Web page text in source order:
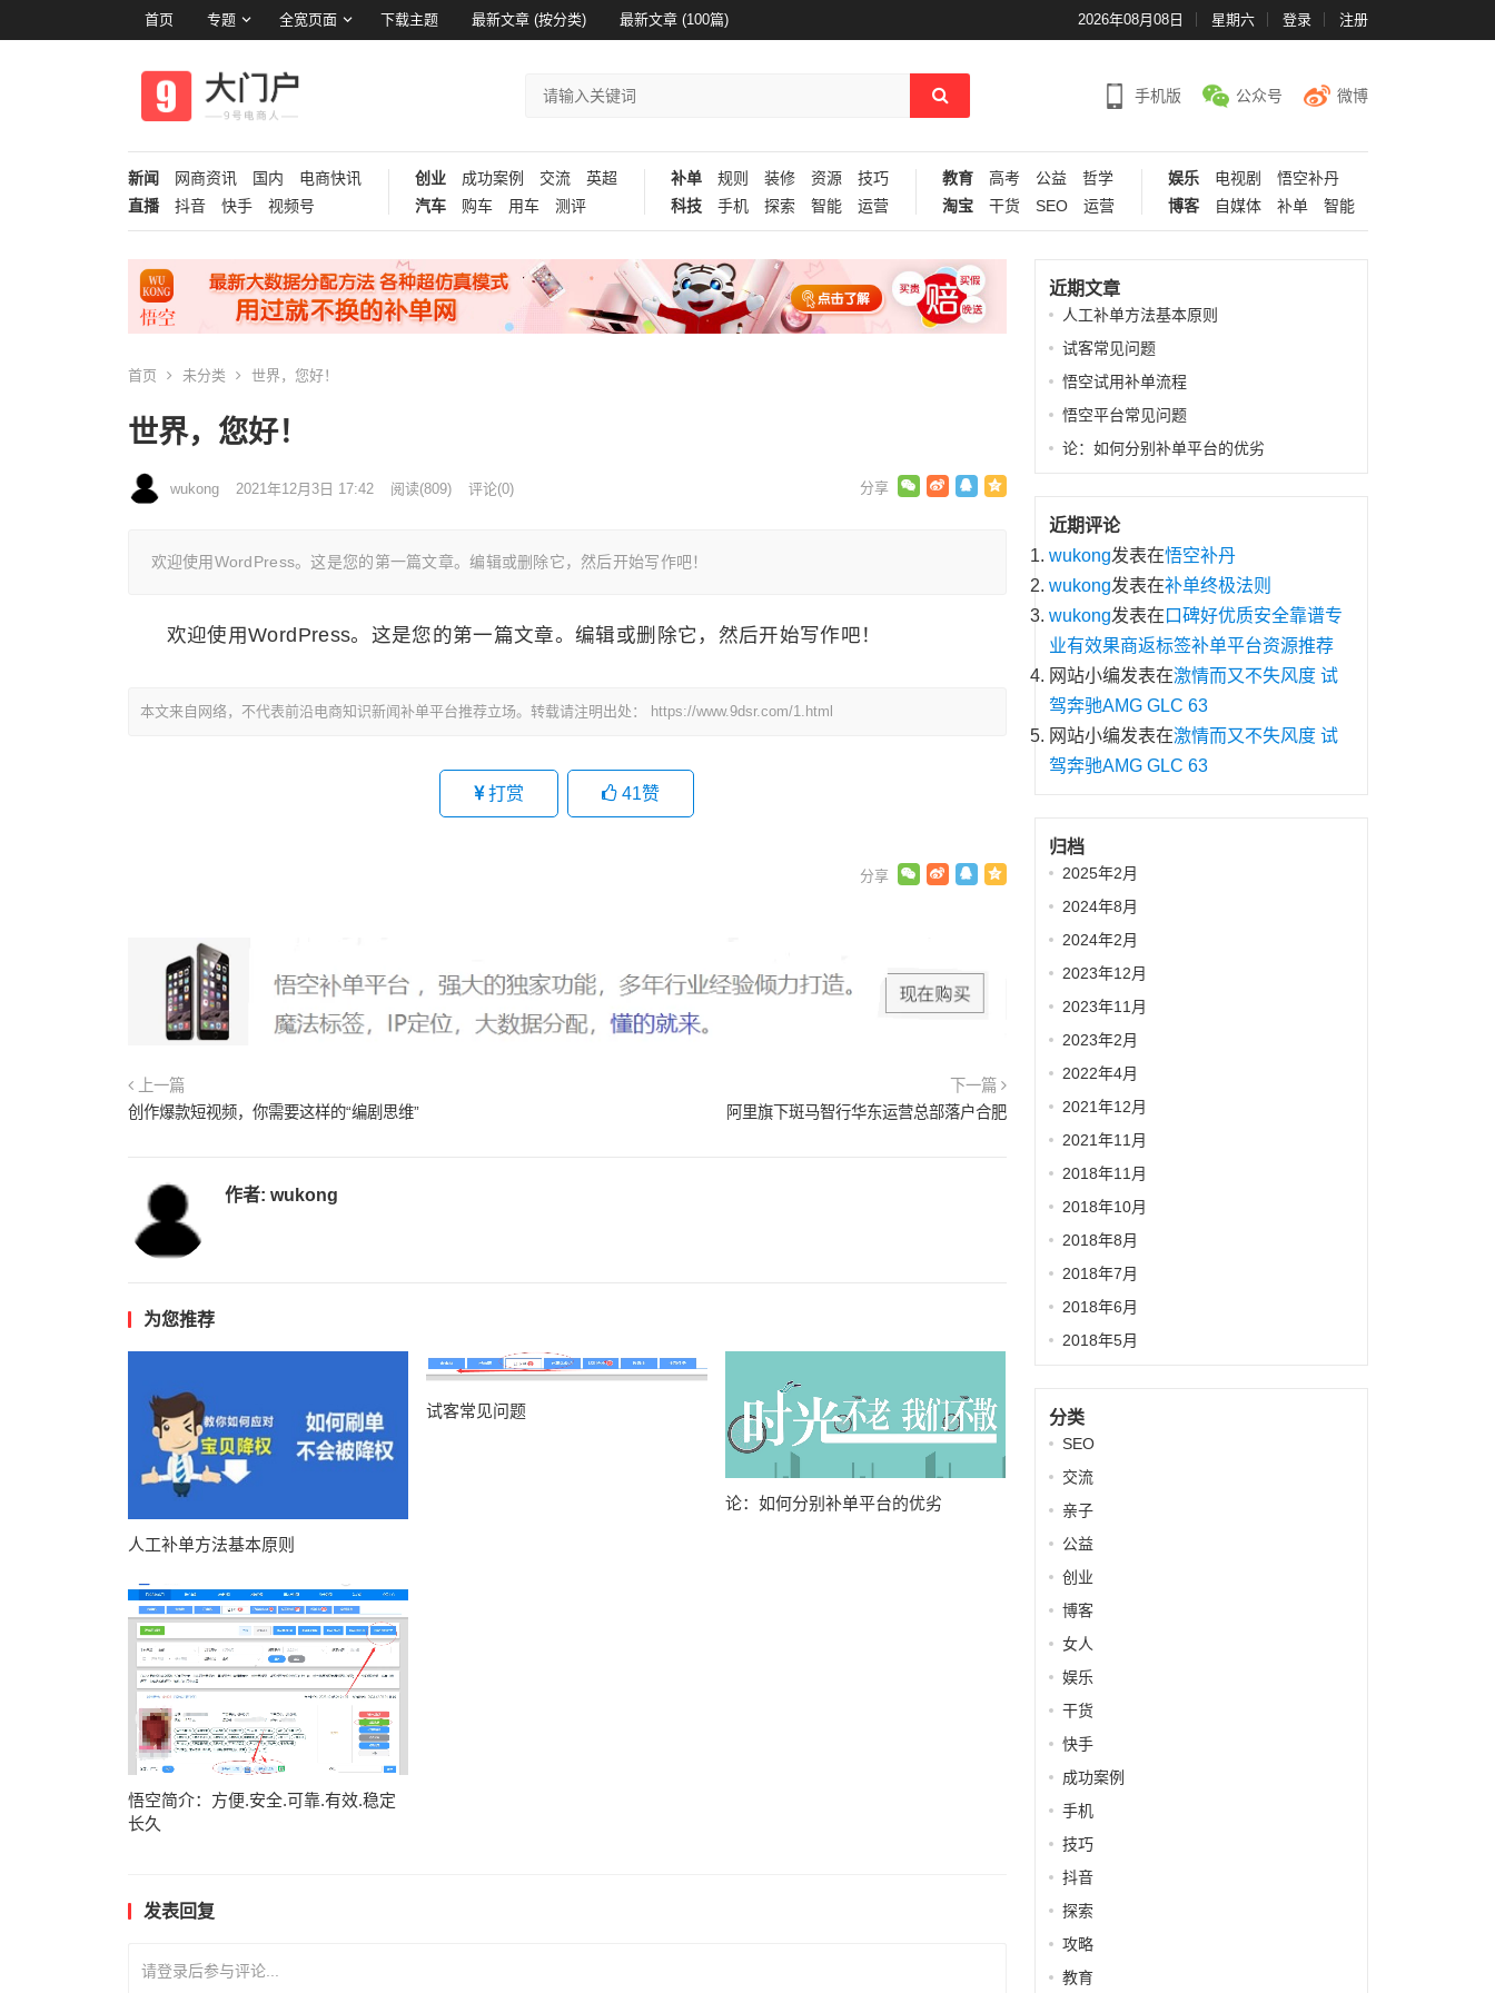
首页 专题 全宽页面 下载主题 最新文章 (按分类) 最新文章 (100篇) 2026年08月08日 星期六 登录 注册
手机版 公众号 微博
新闻 网商资讯 国内
电商快讯
直播
抖音 快手 视频号
创业 成功案例 交流
英超
汽车
购车 用车 测评
补单 规则 装修 资源
技巧
科技
手机 探索 智能 运营
教育 高考 公益
哲学
淘宝
干货 SEO 运营
娱乐 电视剧
悟空补丹
博客
自媒体 补单 智能
首页 未分类 世界，您好！
世界，您好！
wukong 2021年12月3日 17:42 阅读(809) 评论(0)
欢迎使用WordPress。这是您的第一篇文章。编辑或删除它，然后开始写作吧！
欢迎使用WordPress。这是您的第一篇文章。编辑或删除它，然后开始写作吧！
本文来自网络，不代表前沿电商知识新闻补单平台推荐立场。转载请注明出处： https://www.9dsr.com/1.html
打赏 41赞
上一篇
创作爆款短视频，你需要这样的“编剧思维”
下一篇
阿里旗下斑马智行华东运营总部落户合肥
作者: wukong
为您推荐
人工补单方法基本原则
试客常见问题
论：如何分别补单平台的优劣
悟空简介：方便.安全.可靠.有效.稳定
长久
发表回复
请登录后参与评论...
近期文章
人工补单方法基本原则
试客常见问题
悟空试用补单流程
悟空平台常见问题
论：如何分别补单平台的优劣
近期评论
wukong发表在悟空补丹
wukong发表在补单终极法则
wukong发表在 口碑好优质安全靠谱专
业有效果商返标签补单平台资源推荐
网站小编发表在激情而又不失风度 试
驾奔驰AMG GLC 63
网站小编发表在激情而又不失风度 试
驾奔驰AMG GLC 63
归档
2025年2月
2024年8月
2024年2月
2023年12月
2023年11月
2023年2月
2022年4月
2021年12月
2021年11月
2018年11月
2018年10月
2018年8月
2018年7月
2018年6月
2018年5月
分类
SEO
交流
亲子
公益
创业
博客
女人
娱乐
干货
快手
成功案例
手机
技巧
抖音
探索
攻略
教育